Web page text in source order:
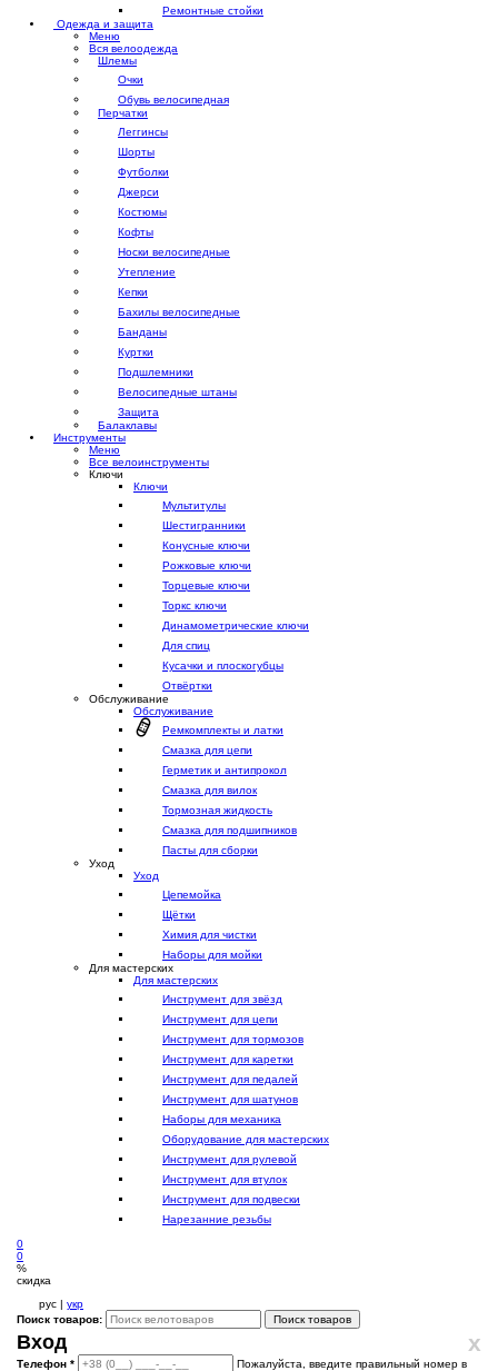
Ремонтные стойки
Одежда и защита
Меню
Вся велоодежда
Шлемы
Очки
Обувь велосипедная
Перчатки
Леггинсы
Шорты
Футболки
Джерси
Костюмы
Кофты
Носки велосипедные
Утепление
Кепки
Бахилы велосипедные
Банданы
Куртки
Подшлемники
Велосипедные штаны
Защита
Балаклавы
Инструменты
Меню
Все велоинструменты
Ключи
Ключи
Мультитулы
Шестигранники
Конусные ключи
Рожковые ключи
Торцевые ключи
Торкс ключи
Динамометрические ключи
Для спиц
Кусачки и плоскогубцы
Отвёртки
Обслуживание
Обслуживание
Ремкомплекты и латки
Смазка для цепи
Герметик и антипрокол
Смазка для вилок
Тормозная жидкость
Смазка для подшипников
Пасты для сборки
Уход
Уход
Цепемойка
Щётки
Химия для чистки
Наборы для мойки
Для мастерских
Для мастерских
Инструмент для звёзд
Инструмент для цепи
Инструмент для тормозов
Инструмент для каретки
Инструмент для педалей
Инструмент для шатунов
Наборы для механика
Оборудование для мастерских
Инструмент для рулевой
Инструмент для втулок
Инструмент для подвески
Нарезанние резьбы
0
0
%
скидка
рус | укр
Поиск товаров:
Поиск товаров
x
Вход
Телефон *
Пожалуйста, введите правильный номер в